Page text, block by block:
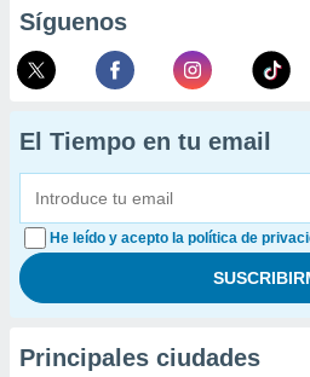
Síguenos
El Tiempo en tu email
He leído y acepto la política de
Principales ciudades